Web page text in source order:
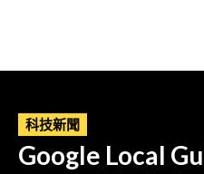
科技新聞
Google Local